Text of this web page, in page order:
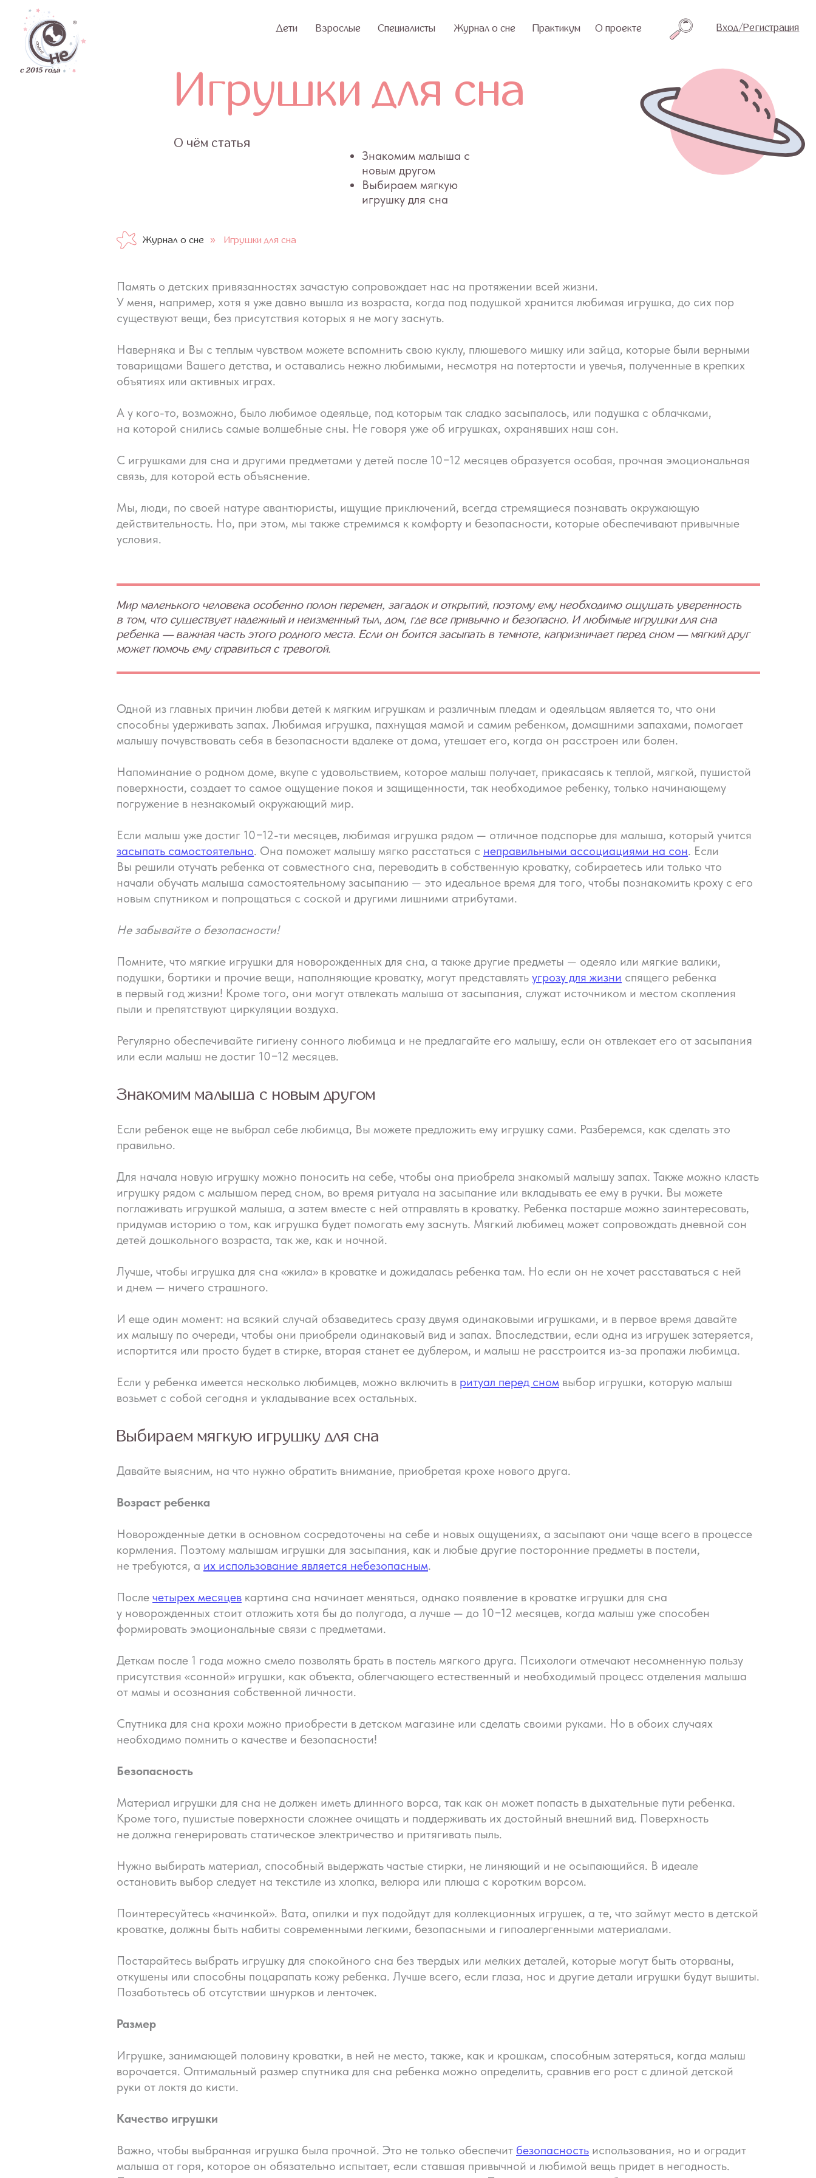
Взрослые Специалисты Журнал о сне Практикум Вход/Регистрация
О проекте
Игрушки для сна
новым другом
игрушку для сна
Журнал о сне » Игрушки для сна
Память о детских привязанностях зачастую сопровождает нас на протяжении всей жизни.
У меня, например, хотя я уже давно вышла из возраста, когда под подушкой хранится любимая игрушка, до сих пор
существуют вещи, без присутствия которых я не могу заснуть.
Наверняка и Вы с теплым чувством можете вспомнить свою куклу, плюшевого мишку или зайца, которые были верными
товарищами Вашего детства, и оставались нежно любимыми, несмотря на потертости и увечья, полученные в крепких
объятиях или активных играх.
А у кого-то, возможно, было любимое одеяльце, под которым так сладко засыпалось, или подушка c облачками,
на которой снились самые волшебные сны. Не говоря уже об игрушках, охранявших наш сон.
С игрушками для сна и другими предметами у детей после 10−12 месяцев образуется особая, прочная эмоциональная
связь, для которой есть объяснение.
Мы, люди, по своей натуре авантюристы, ищущие приключений, всегда стремящиеся познавать окружающую
действительность. Но, при этом, мы также стремимся к комфорту и безопасности, которые обеспечивают привычные
условия.
Мир маленького человека особенно полон перемен, загадок и открытий, поэтому ему необходимо ощущать уверенность
в том, что существует надежный и неизменный тыл, дом, где все привычно и безопасно. И любимые игрушки для сна
ребенка — важная часть этого родного места. Если он боится засыпать в темноте, капризничает перед сном — мягкий друг
может помочь ему справиться с тревогой.
Одной из главных причин любви детей к мягким игрушкам и различным пледам и одеяльцам является то, что они
способны удерживать запах. Любимая игрушка, пахнущая мамой и самим ребенком, домашними запахами, помогает
малышу почувствовать себя в безопасности вдалеке от дома, утешает его, когда он расстроен или болен.
Напоминание о родном доме, вкупе с удовольствием, которое малыш получает, прикасаясь к теплой, мягкой, пушистой
поверхности, создает то самое ощущение покоя и защищенности, так необходимое ребенку, только начинающему
погружение в незнакомый окружающий мир.
Если малыш уже достиг 10−12-ти месяцев, любимая игрушка рядом — отличное подспорье для малыша, который учится
засыпать самостоятельно. Она поможет малышу мягко расстаться с неправильными ассоциациями на сон. Если
Вы решили отучать ребенка от совместного сна, переводить в собственную кроватку, собираетесь или только что
начали обучать малыша самостоятельному засыпанию — это идеальное время для того, чтобы познакомить кроху с его
новым спутником и попрощаться с соской и другими лишними атрибутами.
Не забывайте о безопасности!
Помните, что мягкие игрушки для новорожденных для сна, а также другие предметы — одеяло или мягкие валики,
подушки, бортики и прочие вещи, наполняющие кроватку, могут представлять угрозу для жизни спящего ребенка
в первый год жизни! Кроме того, они могут отвлекать малыша от засыпания, служат источником и местом скопления
пыли и препятствуют циркуляции воздуха.
Регулярно обеспечивайте гигиену сонного любимца и не предлагайте его малышу, если он отвлекает его от засыпания
или если малыш не достиг 10−12 месяцев.
Знакомим малыша с новым другом
Если ребенок еще не выбрал себе любимца, Вы можете предложить ему игрушку сами. Разберемся, как сделать это
правильно.
Для начала новую игрушку можно поносить на себе, чтобы она приобрела знакомый малышу запах. Также можно класть
игрушку рядом с малышом перед сном, во время ритуала на засыпание или вкладывать ее ему в ручки. Вы можете
поглаживать игрушкой малыша, а затем вместе с ней отправлять в кроватку. Ребенка постарше можно заинтересовать,
придумав историю о том, как игрушка будет помогать ему заснуть. Мягкий любимец может сопровождать дневной сон
детей дошкольного возраста, так же, как и ночной.
Лучше, чтобы игрушка для сна «жила» в кроватке и дожидалась ребенка там. Но если он не хочет расставаться с ней
и днем — ничего страшного.
И еще один момент: на всякий случай обзаведитесь сразу двумя одинаковыми игрушками, и в первое время давайте
их малышу по очереди, чтобы они приобрели одинаковый вид и запах. Впоследствии, если одна из игрушек затеряется,
испортится или просто будет в стирке, вторая станет ее дублером, и малыш не расстроится из-за пропажи любимца.
Если у ребенка имеется несколько любимцев, можно включить в ритуал перед сном выбор игрушки, которую малыш
возьмет с собой сегодня и укладывание всех остальных.
Выбираем мягкую игрушку для сна
Давайте выясним, на что нужно обратить внимание, приобретая крохе нового друга.
Возраст ребенка
Новорожденные детки в основном сосредоточены на себе и новых ощущениях, а засыпают они чаще всего в процессе
кормления. Поэтому малышам игрушки для засыпания, как и любые другие посторонние предметы в постели,
не требуются, а их использование является небезопасным.
После четырех месяцев картина сна начинает меняться, однако появление в кроватке игрушки для сна
у новорожденных стоит отложить хотя бы до полугода, а лучше — до 10−12 месяцев, когда малыш уже способен
формировать эмоциональные связи с предметами.
Деткам после 1 года можно смело позволять брать в постель мягкого друга. Психологи отмечают несомненную пользу
присутствия «сонной» игрушки, как объекта, облегчающего естественный и необходимый процесс отделения малыша
от мамы и осознания собственной личности.
Спутника для сна крохи можно приобрести в детском магазине или сделать своими руками. Но в обоих случаях
необходимо помнить о качестве и безопасности!
Безопасность
Материал игрушки для сна не должен иметь длинного ворса, так как он может попасть в дыхательные пути ребенка.
Кроме того, пушистые поверхности сложнее очищать и поддерживать их достойный внешний вид. Поверхность
не должна генерировать статическое электричество и притягивать пыль.
Нужно выбирать материал, способный выдержать частые стирки, не линяющий и не осыпающийся. В идеале
остановить выбор следует на текстиле из хлопка, велюра или плюша с коротким ворсом.
Поинтересуйтесь «начинкой». Вата, опилки и пух подойдут для коллекционных игрушек, а те, что займут место в детской
кроватке, должны быть набиты современными легкими, безопасными и гипоалергенными материалами.
Постарайтесь выбрать игрушку для спокойного сна без твердых или мелких деталей, которые могут быть оторваны,
откушены или способны поцарапать кожу ребенка. Лучше всего, если глаза, нос и другие детали игрушки будут вышиты.
Позаботьтесь об отсутствии шнурков и ленточек.
Размер
Игрушке, занимающей половину кроватки, в ней не место, также, как и крошкам, способным затеряться, когда малыш
ворочается. Оптимальный размер спутника для сна ребенка можно определить, сравнив его рост с длиной детской
руки от локтя до кисти.
Качество игрушки
Важно, чтобы выбранная игрушка была прочной. Это не только обеспечит безопасность использования, но и оградит
малыша от горя, которое он обязательно испытает, если ставшая привычной и любимой вещь придет в негодность.